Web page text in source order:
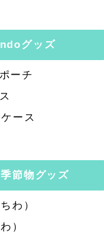
グッズ
ーチ
ース
節物グッズ
わ）
）